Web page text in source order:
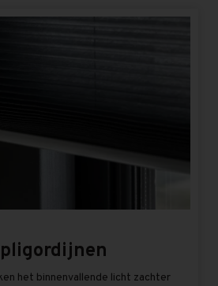
het binnenvallende licht zachter